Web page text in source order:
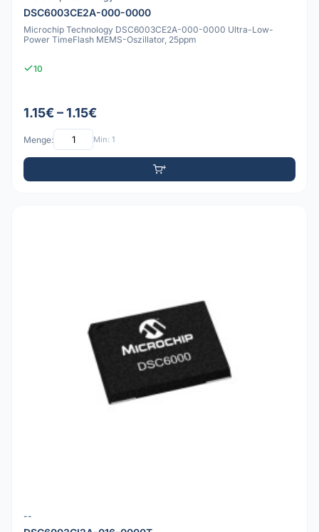
DSC6003CE2A-000-0000
Microchip Technology DSC6003CE2A-000-0000 Ultra-Low-
Power TimeFlash MEMS-Oszillator, 25ppm
10
1.15€ – 1.15€
Menge: Min: 1
--